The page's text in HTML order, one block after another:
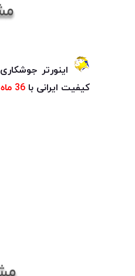
اینورتر جوشکاری
کیفیت ایرانی با 36 ماه